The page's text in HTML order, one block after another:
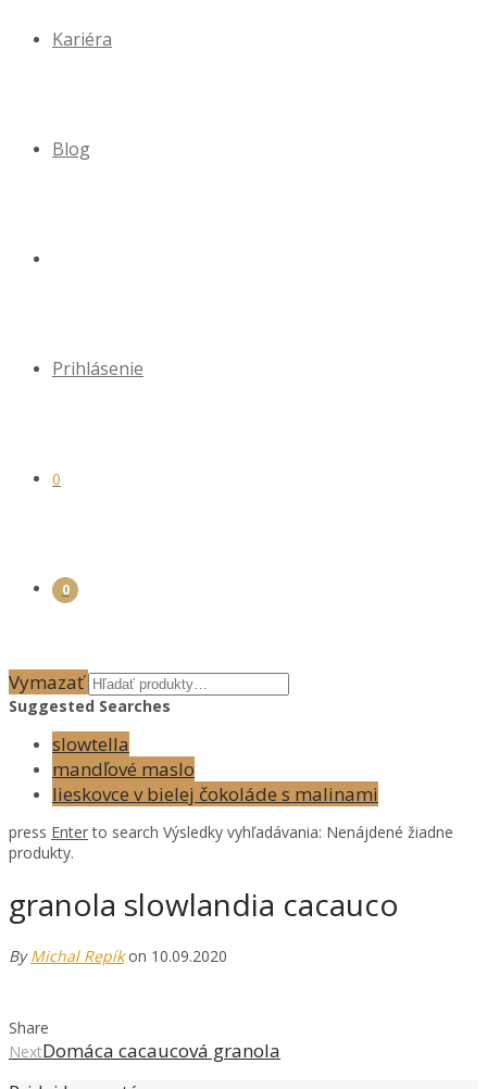
Kariéra
Blog
Prihlásenie
0
0
Vymazať
Suggested Searches
slowtella
mandľové maslo
lieskovce v bielej čokoláde s malinami
press Enterto search Výsledky vyhľadávania: Nenájdené žiadne
produkty.
granola slowlandia cacauco
ByMichal Repík on 10.09.2020
Share
NextDomáca cacaucová granola